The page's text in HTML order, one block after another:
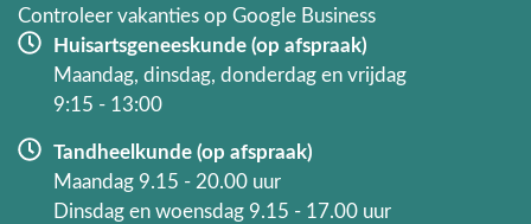
f
Controleer vakanties op Google Business
Huisartsgeneeskunde (op afspraak)
Maandag, dinsdag, donderdag en vrijdag
9:15 - 13:00
Tandheelkunde (op afspraak)
Maandag 9.15 - 20.00 uur
Dinsdag en woensdag 9.15 - 17.00 uur